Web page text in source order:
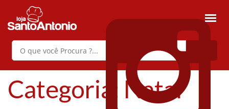
Categoria: Natal